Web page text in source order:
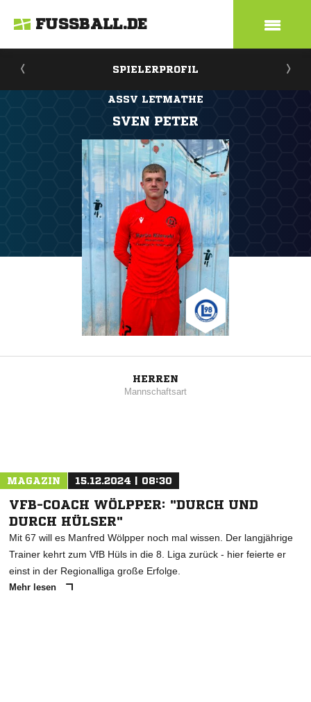
FUSSBALL.DE
SPIELERPROFIL
ASSV LETMATHE
SVEN PETER
HERREN
Mannschaftsart
MAGAZIN 15.12.2024 | 08:30
VFB-COACH WÖLPPER: "DURCH UND
DURCH HÜLSER"
Mit 67 will es Manfred Wölpper noch mal wissen. Der langjährige
Trainer kehrt zum VfB Hüls in die 8. Liga zurück - hier feierte er
einst in der Regionalliga große Erfolge.
Mehr lesen